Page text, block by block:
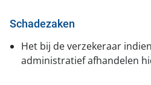
Schadezaken
Het bij de verzekeraar
administratief afhandelen